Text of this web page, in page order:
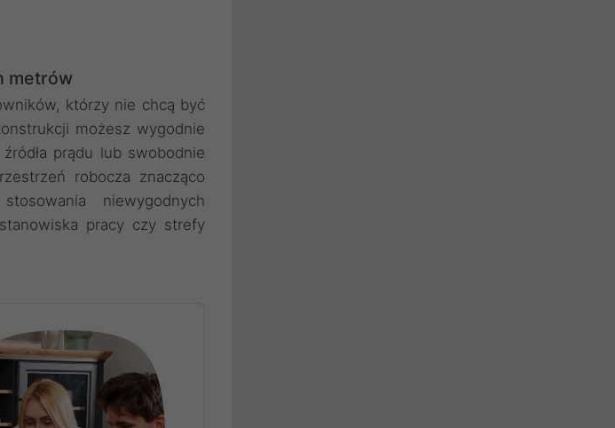
metrów
którzy nie chcą być
możesz wygodnie
prądu lub swobodnie
robocza znacząco
niewygodnych
pracy czy strefy